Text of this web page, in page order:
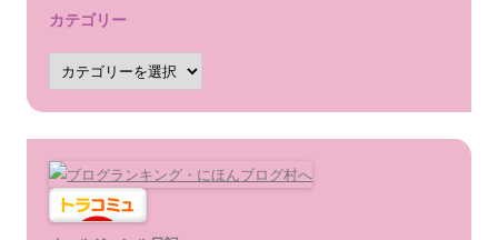
カテゴリー
カ
テ
ゴ